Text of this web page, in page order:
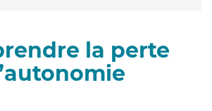
la perte